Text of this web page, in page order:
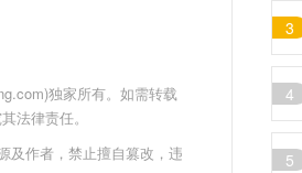
独家所有。如需转载
法律责任。
及作者，禁止擅自篡改，违
3
4
5